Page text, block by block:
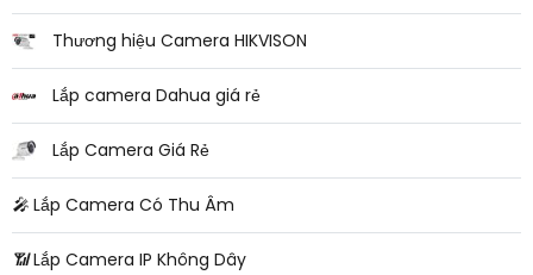
Thương hiệu Camera HIKVISON
Lắp camera Dahua giá rẻ
Lắp Camera Giá Rẻ
️🎤️ Lắp Camera Có Thu Âm
📶Lắp Camera IP Không Dây